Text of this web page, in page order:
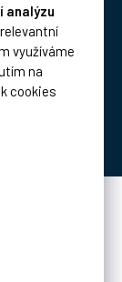
analýzu
využíváme
na
cookies
práva vyhrazena.